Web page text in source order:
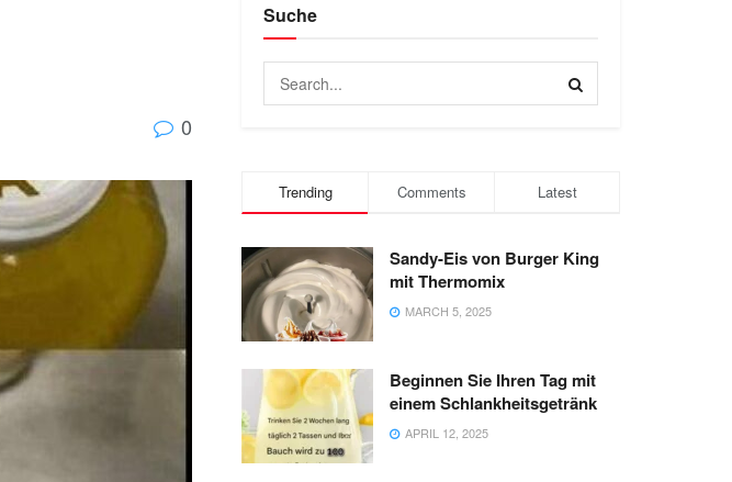
0
Suche
Trending Comments Latest
Sandy-Eis von Burger King
mit Thermomix
MARCH 5, 2025
Beginnen Sie Ihren Tag mit
einem Schlankheitsgetränk
APRIL 12, 2025